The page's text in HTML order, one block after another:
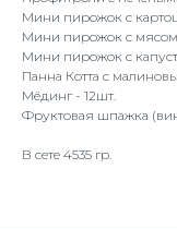
Мини пирожок с
Мини пирожок с мясом
Мини пирожок с
Панна Котта с
Мёдинг - 12шт.
Фруктовая шпажка
В сете 4535 гр.